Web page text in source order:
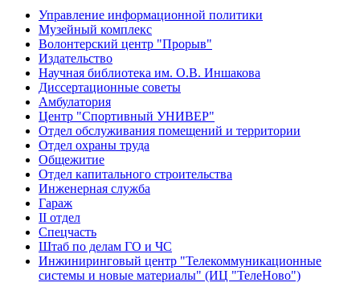
Управление информационной политики
Музейный комплекс
Волонтерский центр "Прорыв"
Издательство
Научная библиотека им. О.В. Иншакова
Диссертационные советы
Амбулатория
Центр "Спортивный УНИВЕР"
Отдел обслуживания помещений и территории
Отдел охраны труда
Общежитие
Отдел капитального строительства
Инженерная служба
Гараж
II отдел
Спецчасть
Штаб по делам ГО и ЧС
Инжиниринговый центр "Телекоммуникационные
системы и новые материалы" (ИЦ "ТелеНово")